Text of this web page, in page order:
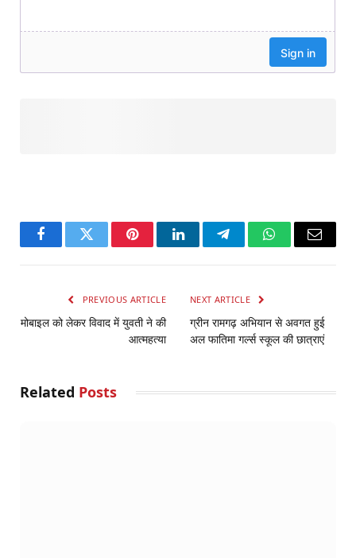
FacebookTwitter PinterestLinkedInTelegramWhatsApp
Email
PREVIOUS ARTICLE
मोबाइल को लेकर विवाद में युवती ने की
आत्महत्या
NEXT ARTICLE
ग्रीन रामगढ़ अभियान से अवगत हुई
अल फातिमा गर्ल्स स्कूल की छात्राएं
Related Posts